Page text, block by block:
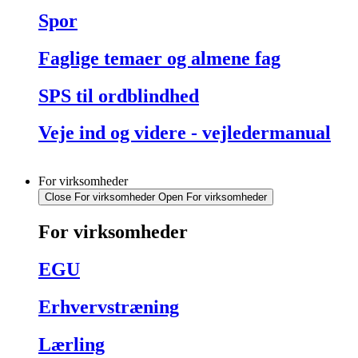
Spor
Faglige temaer og almene fag
SPS til ordblindhed
Veje ind og videre - vejledermanual
For virksomheder
Close For virksomheder Open For virksomheder
For virksomheder
EGU
Erhvervstræning
Lærling